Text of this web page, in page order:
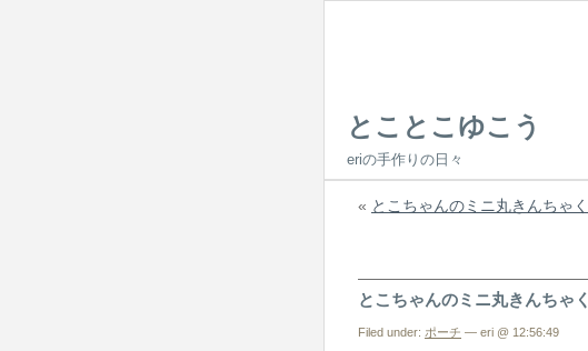
とことこゆこう
eriの手作りの日々
« とこちゃんのミニ丸きんちゃく
とこちゃんのミニ丸きんちゃく
Filed under: ポーチ — eri @ 12:56:49